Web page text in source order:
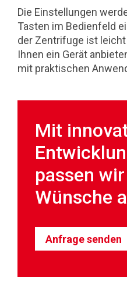
Die Einstellungen
Tasten im Bedienfeld
der Zentrifuge ist
Ihnen ein Gerät
mit praktischen
Mit
passen
Wünsche
Anfrage senden